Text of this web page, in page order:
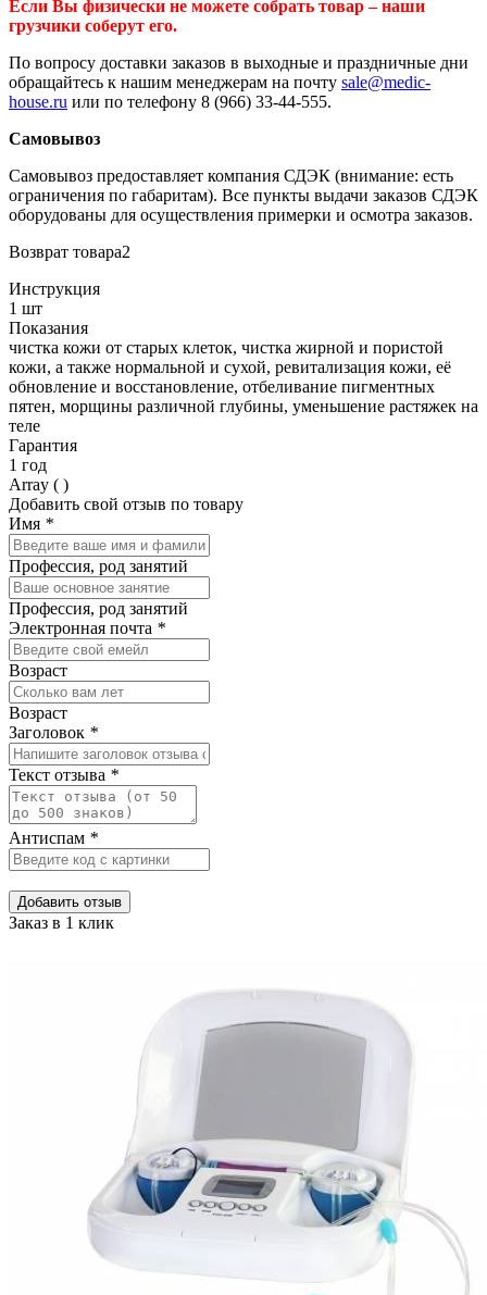
Если Вы физически не можете собрать товар – наши
грузчики соберут его.
По вопросу доставки заказов в выходные и праздничные дни
обращайтесь к нашим менеджерам на почту sale@medic-
house.ru или по телефону 8 (966) 33-44-555.
Самовывоз
Самовывоз предоставляет компания СДЭК (внимание: есть
ограничения по габаритам). Все пункты выдачи заказов СДЭК
оборудованы для осуществления примерки и осмотра заказов.
Возврат товара2
Инструкция
1 шт
Показания
чистка кожи от старых клеток, чистка жирной и пористой
кожи, а также нормальной и сухой, ревитализация кожи, её
обновление и восстановление, отбеливание пигментных
пятен, морщины различной глубины, уменьшение растяжек на
теле
Гарантия
1 год
Array ( )
Добавить свой отзыв по товару
Имя *
Профессия, род занятий
Профессия, род занятий
Электронная почта *
Возраст
Возраст
Заголовок *
Текст отзыва *
Антиспам *
Добавить отзыв
Заказ в 1 клик